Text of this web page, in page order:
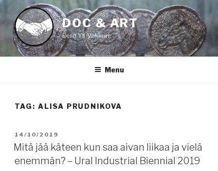
Skip
content
DOC & ART
Eero Yli-Vakkuri
Menu
TAG: ALISA PRUDNIKOVA
POSTED
ON
14/10/2019
Mitä jää käteen kun saa aivan liikaa ja vielä
enemmän? – Ural Industrial Biennial 2019